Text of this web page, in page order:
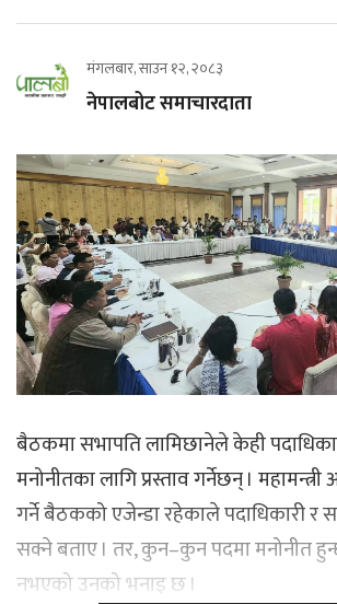
मंगलबार, साउन १२, २०८३
नेपालबोट समाचारदाता
बैठकमा सभापति लामिछानेले केही
मनोनीतका लागि प्रस्ताव गर्नेछन् ।
गर्ने बैठकको एजेन्डा रहेकाले पदाधिकारी र
सक्ने बताए । तर, कुन–कुन पदमा मनोनीत
नभएको उनको भनाइ छ ।